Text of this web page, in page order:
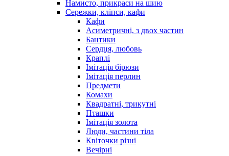
Намисто, прикраси на шию
Сережки, кліпси, кафи
Кафи
Асиметричні, з двох частин
Бантики
Сердця, любовь
Краплі
Імітація бірюзи
Імітація перлин
Предмети
Комахи
Квадратні, трикутні
Пташки
Імітація золота
Люди, частини тіла
Квіточки різні
Вечірні